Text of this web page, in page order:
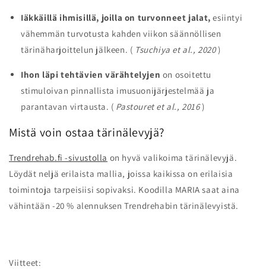
Iäkkäillä ihmisillä, joilla on turvonneet jalat, esiintyi
vähemmän turvotusta kahden viikon säännöllisen
tärinäharjoittelun jälkeen. ( Tsuchiya et al., 2020)
Ihon läpi tehtävien värähtelyjen on osoitettu
stimuloivan pinnallista imusuonijärjestelmää ja
parantavan virtausta. ( Pastouret et al., 2016)
Mistä voin ostaa tärinälevyjä?
Trendrehab.fi -sivustolla on hyvä valikoima tärinälevyjä.
Löydät neljä erilaista mallia, joissa kaikissa on erilaisia
toimintoja tarpeisiisi sopivaksi. Koodilla MARIA saat aina
vähintään -20 % alennuksen Trendrehabin tärinälevyistä.
Viitteet: